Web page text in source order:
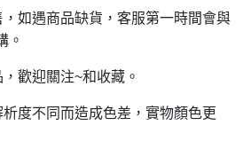
如遇商品缺貨，客服第一時間會與
。
歡迎關注~和收藏。
度不同而造成色差，實物顏色更